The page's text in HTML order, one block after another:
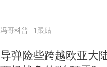
冯哥科普 1跟贴
导弹险些跨越欧亚大